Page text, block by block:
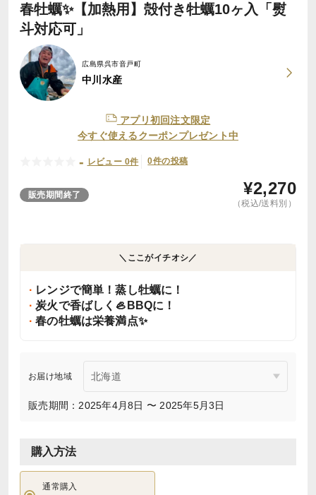
春牡蠣✨【加熱用】殻付き牡蠣10ヶ入「熨
斗対応可」
広島県呉市音戸町
中川水産
アプリ初回注文限定
今すぐ使えるクーポンプレゼント中
- レビュー 0件 0件の投稿
販売期間終了 ¥2,270
（税込/送料別）
＼ここがイチオシ／
レンジで簡単！蒸し牡蠣に！
炭火で香ばしく🦪BBQに！
春の牡蠣は栄養満点✨
お届け地域
販売期間：2025年4月8日 〜 2025年5月3日
購入方法
通常購入